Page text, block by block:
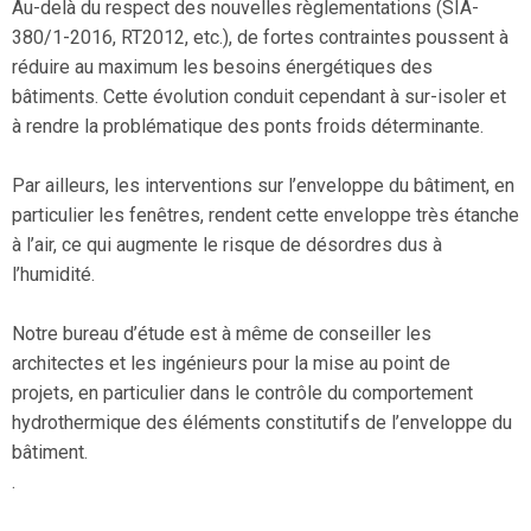
Au-delà du respect des nouvelles règlementations (SIA-
380/1-2016, RT2012, etc.), de fortes contraintes poussent à
réduire au maximum les besoins énergétiques des
bâtiments. Cette évolution conduit cependant à sur-isoler et
à rendre la problématique des ponts froids déterminante.
Par ailleurs, les interventions sur l’enveloppe du bâtiment, en
particulier les fenêtres, rendent cette enveloppe très étanche
à l’air, ce qui augmente le risque de désordres dus à
l’humidité.
Notre bureau d’étude est à même de conseiller les
architectes et les ingénieurs pour la mise au point de
projets, en particulier dans le contrôle du comportement
hydrothermique des éléments constitutifs de l’enveloppe du
bâtiment.
.